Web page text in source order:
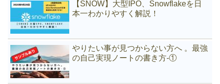
【SNOW】大型IPO、Snowflakeを日
本一わかりやすく解説！
やりたい事が見つからない方へ 。最強
の自己実現ノートの書き方-①